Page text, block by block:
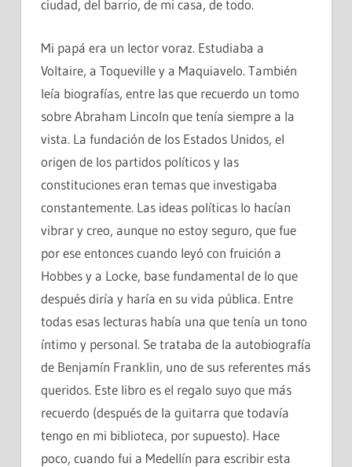
ciudad, del barrio, de mi casa, de todo.
Mi papá era un lector voraz. Estudiaba a
Voltaire, a Toqueville y a Maquiavelo. También
leía biografías, entre las que recuerdo un tomo
sobre Abraham Lincoln que tenía siempre a la
vista. La fundación de los Estados Unidos, el
origen de los partidos políticos y las
constituciones eran temas que investigaba
constantemente. Las ideas políticas lo hacían
vibrar y creo, aunque no estoy seguro, que fue
por ese entonces cuando leyó con fruición a
Hobbes y a Locke, base fundamental de lo que
después diría y haría en su vida pública. Entre
todas esas lecturas había una que tenía un tono
íntimo y personal. Se trataba de la autobiografía
de Benjamín Franklin, uno de sus referentes más
queridos. Este libro es el regalo suyo que más
recuerdo (después de la guitarra que todavía
tengo en mi biblioteca, por supuesto). Hace
poco, cuando fui a Medellín para escribir esta